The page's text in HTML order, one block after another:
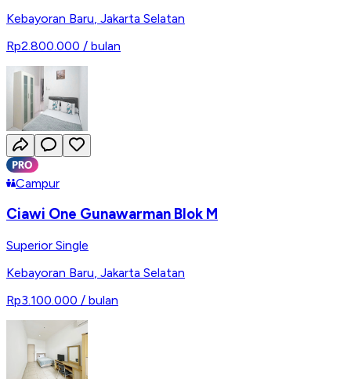
Kebayoran Baru Jakarta Selatan
Rp2.800.000 / bulan
Campur
Ciawi One Gunawarman Blok M
Superior Single
Kebayoran Baru, Jakarta Selatan
Rp3.100.000 / bulan